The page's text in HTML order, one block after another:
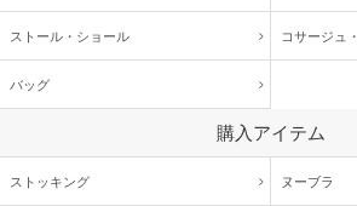
ストール・ショール コサージュ・
バッグ
購入アイテム
ストッキング ヌーブラ